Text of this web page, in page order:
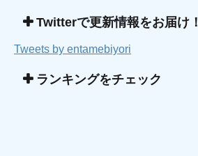
Twitterで更新情報をお届け！
Tweets by entamebiyori
ランキングをチェック